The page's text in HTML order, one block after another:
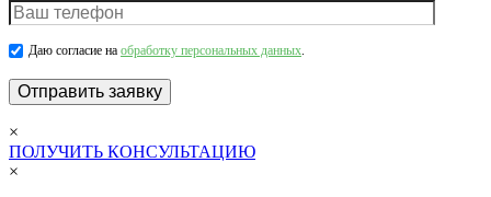
Даю согласие на обработку персональных данных.
×
ПОЛУЧИТЬ КОНСУЛЬТАЦИЮ
×